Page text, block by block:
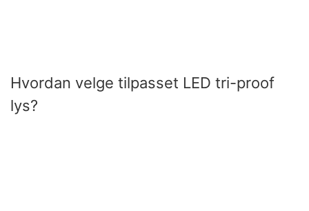
Hvordan velge tilpasset LED tri-proof
lys?